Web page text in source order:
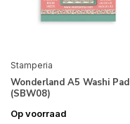
Stamperia
Wonderland A5 Washi Pad
(SBW08)
Op voorraad